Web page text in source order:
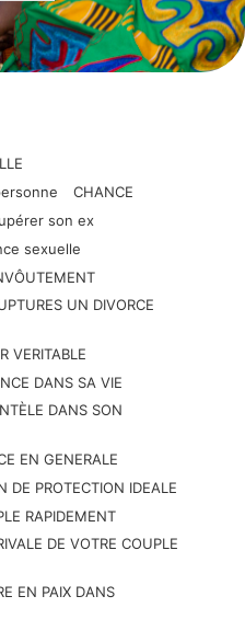
CHANCE
son ex
sexuelle
UN DIVORCE
VERITABLE
DANS SA VIE
DANS SON
EN GENERALE
DE PROTECTION IDEALE
RAPIDEMENT
DE VOTRE COUPLE
EN PAIX DANS